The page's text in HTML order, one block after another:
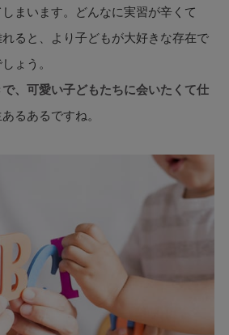
まいます。どんなに実習が辛くて
ると、より子どもが大好きな存在で
ょう。
、可愛い子どもたちに会いたくて仕
るあるですね。